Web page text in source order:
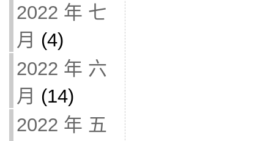
2022 年 七
月 (4)
2022 年 六
月 (14)
2022 年 五